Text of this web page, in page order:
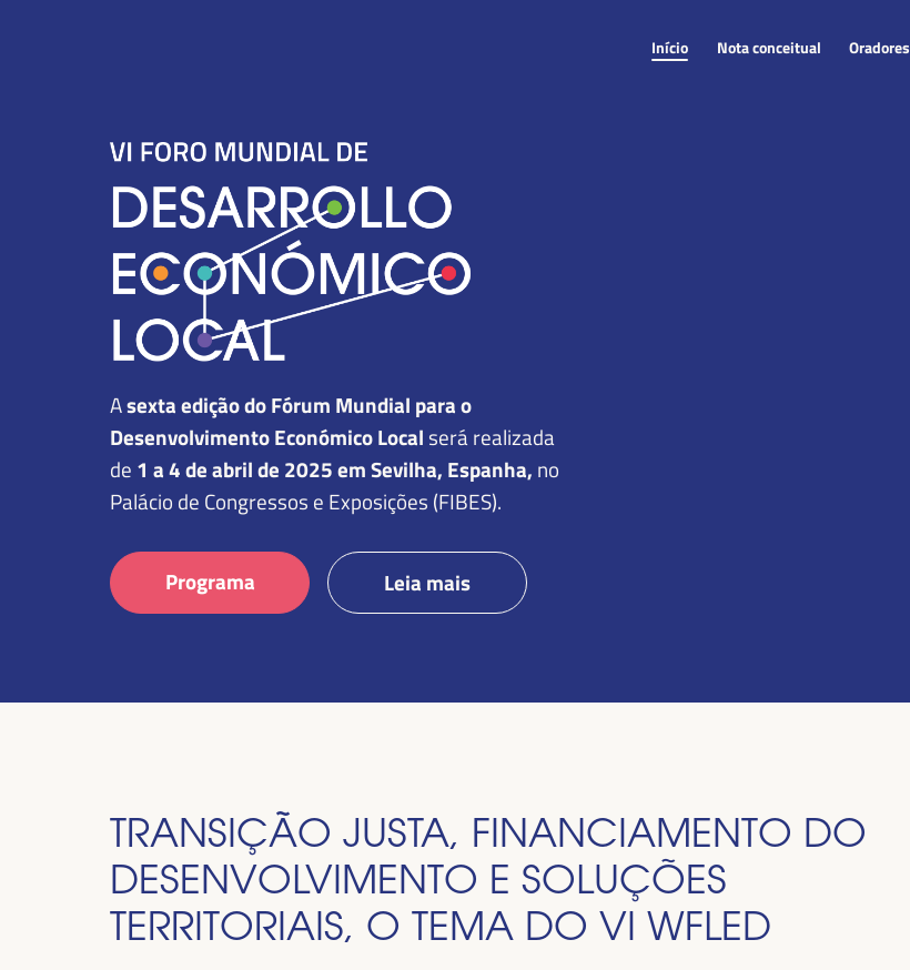
Início Nota conceitual Oradores
Asexta edição do Fórum Mundial para o
Desenvolvimento Económico Local será realizada
de 1 a 4 de abril de 2025 em Sevilha, Espanha, no
Palácio de Congressos e Exposições (FIBES).
Programa Leia mais
TRANSIÇÃO JUSTA, FINANCIAMENTO DO
DESENVOLVIMENTO E SOLUÇÕES
TERRITORIAIS, O TEMA DO VI WFLED